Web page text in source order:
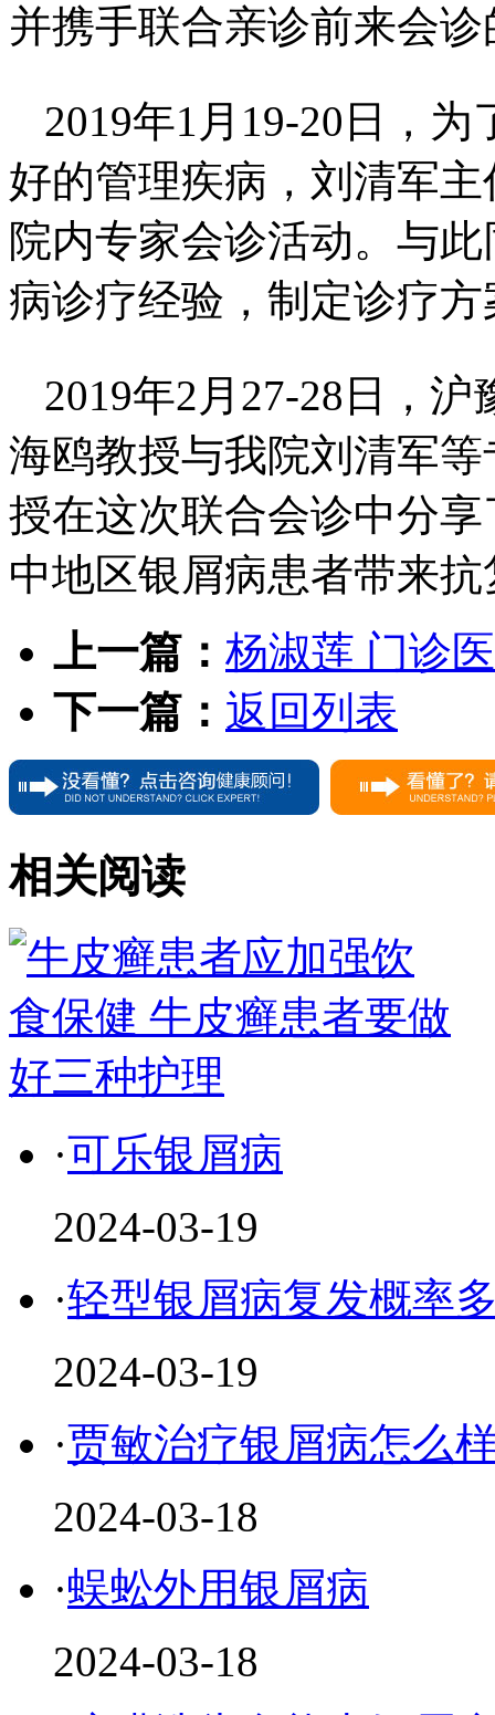
并携手联合亲诊前来会
2019年1月19-20日，
好的管理疾病，刘清军
院内专家会诊活动。与
病诊疗经验，制定诊疗方
2019年2月27-28日，
海鸥教授与我院刘清军
授在这次联合会诊中分
中地区银屑病患者带来
上一篇： 杨淑莲 门诊
下一篇： 返回列表
相关阅读
·可乐银屑病
2024-03-19
·轻型银屑病复发概率
2024-03-19
·贾敏治疗银屑病怎么
2024-03-18
·蜈蚣外用银屑病
2024-03-18